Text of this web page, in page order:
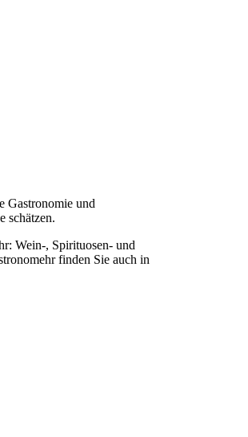
Gastronomie und
schätzen.
Wein-, Spirituosen- und
finden Sie auch in